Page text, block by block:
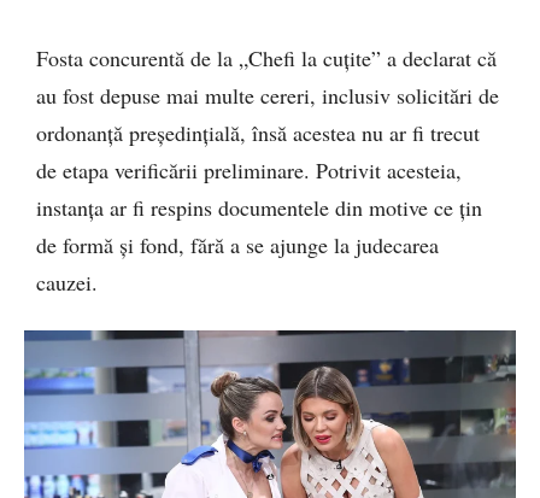
Fosta concurentă de la „Chefi la cuțite” a declarat că
au fost depuse mai multe cereri, inclusiv solicitări de
ordonanță președințială, însă acestea nu ar fi trecut
de etapa verificării preliminare. Potrivit acesteia,
instanța ar fi respins documentele din motive ce țin
de formă și fond, fără a se ajunge la judecarea
cauzei.